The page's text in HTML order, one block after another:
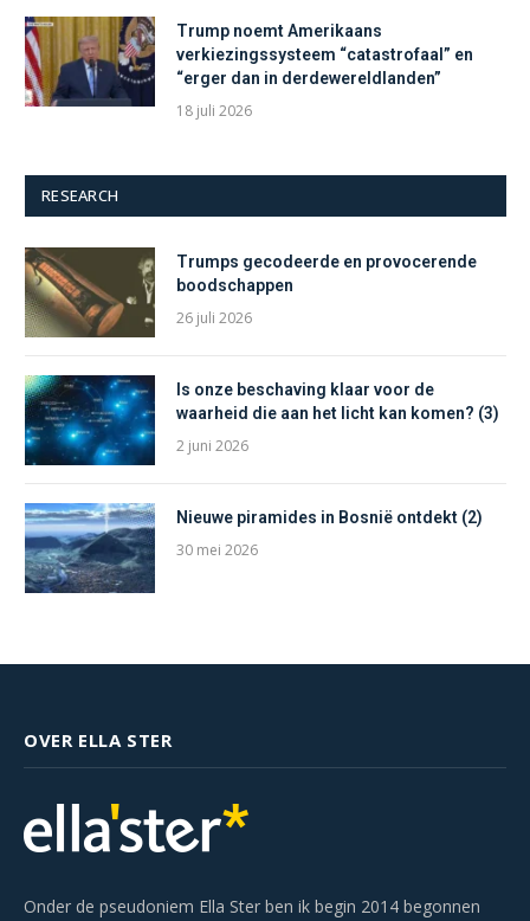
Trump noemt Amerikaans
verkiezingssysteem “catastrofaal” en
“erger dan in derdewereldlanden”
18 juli 2026
RESEARCH
Trumps gecodeerde en provocerende
boodschappen
26 juli 2026
Is onze beschaving klaar voor de
waarheid die aan het licht kan komen? (3)
2 juni 2026
Nieuwe piramides in Bosnië ontdekt (2)
30 mei 2026
OVER ELLA STER
Onder de pseudoniem Ella Ster ben ik begin 2014 begonnen